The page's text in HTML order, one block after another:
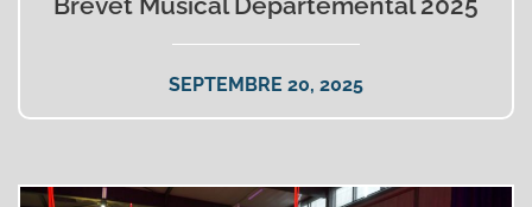
SEPTEMBRE 20, 2025